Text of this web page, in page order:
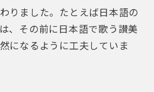
りました。たとえば日本語の
、その前に日本語で歌う讃美
になるように工夫していま